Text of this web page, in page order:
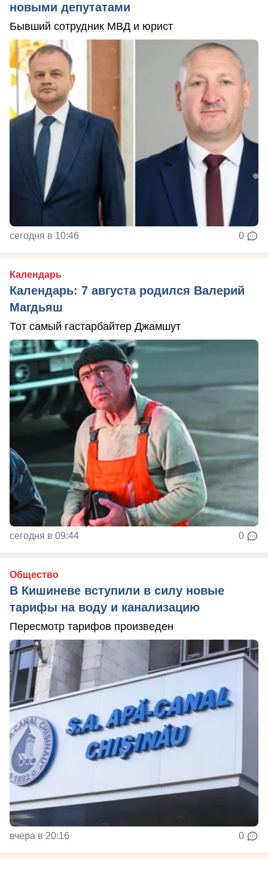
новыми депутатами
Бывший сотрудник МВД и юрист
сегодня в 10:46 0
Календарь
Календарь: 7 августа родился Валерий
Магдьяш
Тот самый гастарбайтер Джамшут
сегодня в 09:44 0
Общество
В Кишиневе вступили в силу новые
тарифы на воду и канализацию
Пересмотр тарифов произведен
вчера в 20:16 0